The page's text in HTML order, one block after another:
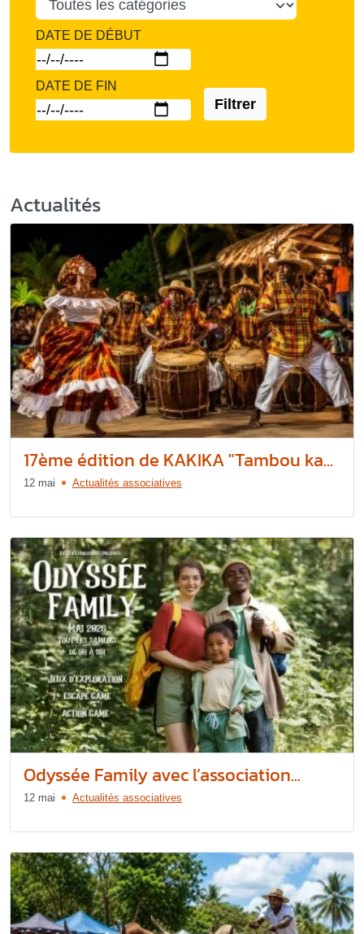
DATE DE DÉBUT
DATE DE FIN
Filtrer
Actualités
17ème édition de KAKIKA "Tambou ka...
12 mai Actualités associatives
Odyssée Family avec l’association...
12 mai Actualités associatives